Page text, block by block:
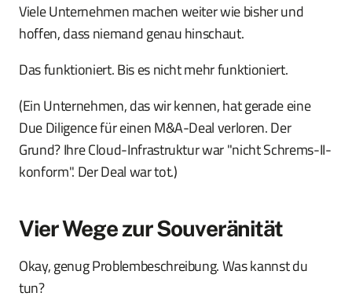
Viele Unternehmen machen weiter wie bisher und
hoffen, dass niemand genau hinschaut.
Das funktioniert. Bis es nicht mehr funktioniert.
(Ein Unternehmen, das wir kennen, hat gerade eine
Due Diligence für einen M&A-Deal verloren. Der
Grund? Ihre Cloud-Infrastruktur war "nicht Schrems-II-
konform". Der Deal war tot.)
Vier Wege zur Souveränität
Okay, genug Problembeschreibung. Was kannst du
tun?